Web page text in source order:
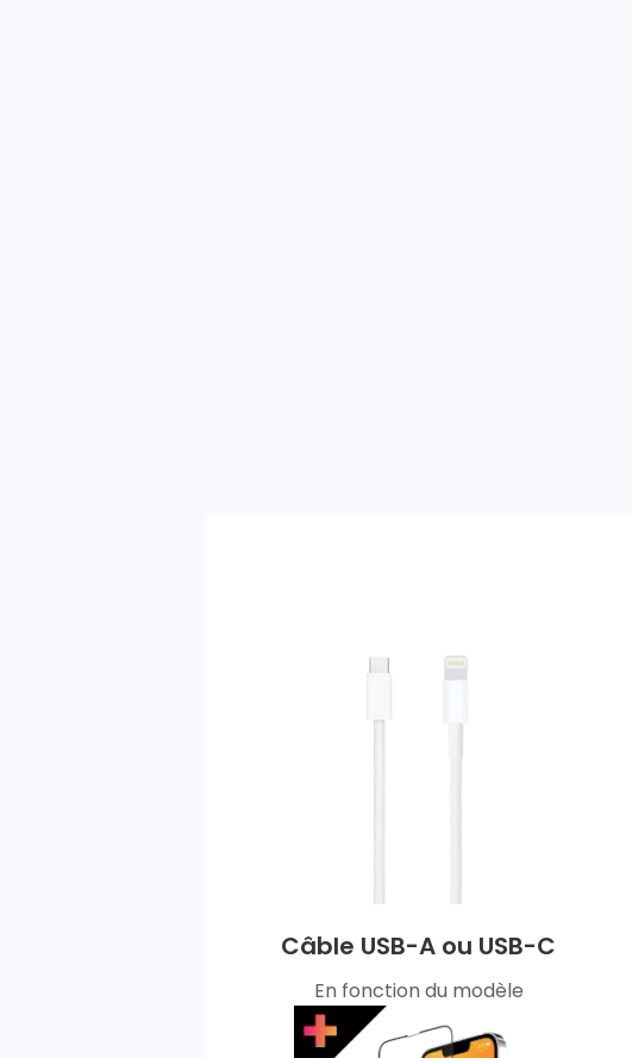
Câble USB-A ou USB-C
En fonction du modèle